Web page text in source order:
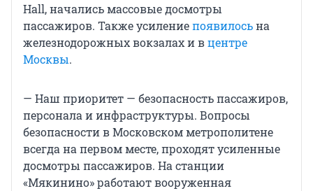
Hall, начались массовые досмотры
пассажиров. Также усилениепоявилосьна
железнодорожных вокзалах и вцентре
Москвы.
— Наш приоритет — безопасность пассажиров,
персонала и инфраструктуры. Вопросы
безопасности в Московском метрополитене
всегда на первом месте, проходят усиленные
досмотры пассажиров. На станции
«Мякинино» работают вооруженная